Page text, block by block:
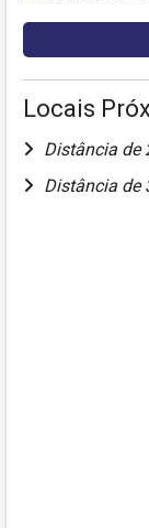
Locais
Distância de
Distância de